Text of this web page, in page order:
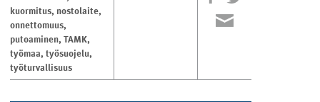
kuormitus, nostolaite,
onnettomuus,
putoaminen, TAMK,
työmaa, työsuojelu,
työturvallisuus